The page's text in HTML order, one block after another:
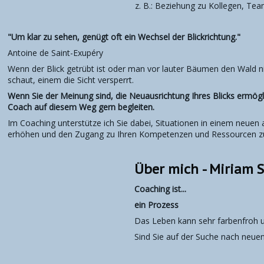
z. B.: Beziehung zu Kollegen,
"Um klar zu sehen, genügt oft ein Wechsel der Blickrichtung."
Antoine de Saint-Exupéry
Wenn der Blick getrübt ist oder man vor lauter Bäumen den Wald
schaut, einem die Sicht versperrt.
Wenn Sie der Meinung sind, die Neuausrichtung Ihres Blicks
Coach auf diesem Weg gern begleiten.
Im Coaching unterstütze ich Sie dabei, Situationen in einem
erhöhen und den Zugang zu Ihren Kompetenzen und Ressourcen
Über mich - Miriam
Coaching ist...
ein Prozess
Das Leben kann sehr farbenfroh
Sind Sie auf der Suche nach